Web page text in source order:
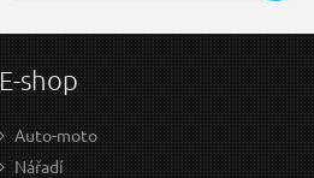
E-shop
Auto-moto
Nářadí